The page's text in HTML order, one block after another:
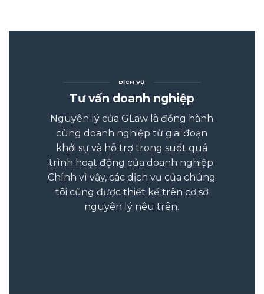
DỊCH VỤ
Tư vấn doanh nghiệp
Nguyên lý của GLaw là đồng hành
cùng doanh nghiệp từ giai đoạn
khởi sự và hỗ trợ trong suốt quá
trình hoạt động của doanh nghiệp.
Chính vì vậy, các dịch vụ của chúng
tôi cũng được thiết kế trên cơ sở
nguyên lý nêu trên.